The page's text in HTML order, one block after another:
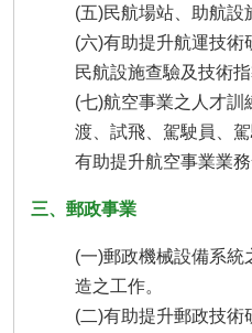
(五)民航場站、助航設
(六)有助提升航運技
民航設施查驗及技術指
(七)航空事業之人才訓
渡、試飛、駕駛員、
有助提升航空事業業務
三、郵政事業
(一)郵政機械設備系統
造之工作。
(二)有助提升郵政技術